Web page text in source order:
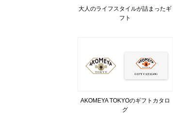
大人のライフスタイルが詰まったギ
フト
AKOMEYA TOKYOのギフトカタロ
グ